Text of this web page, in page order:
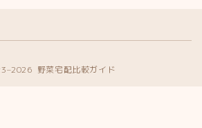
野菜宅配比較ガイド